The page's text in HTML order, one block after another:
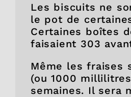
Les biscuits ne
le pot de
Certaines boîtes
faisaient 303
Même les fraises
(ou 1000
semaines. Il sera